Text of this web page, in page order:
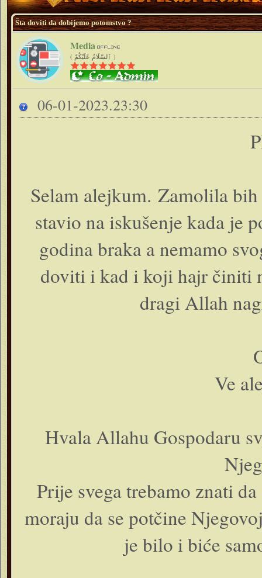
Šta doviti da dobijemo potomstvo ?
Media
( ٱلسَّلَامُ عَلَيْكُمْ )
06-01-2023.23:30
Selam alejkum. Zamolila
stavio na iskušenje kada je
godina braka a nemamo
doviti i kad i koji hajr činiti
dragi Allah
Ve
Hvala Allahu Gospodaru
Prije svega trebamo znati
moraju da se potčine
je bilo i biće